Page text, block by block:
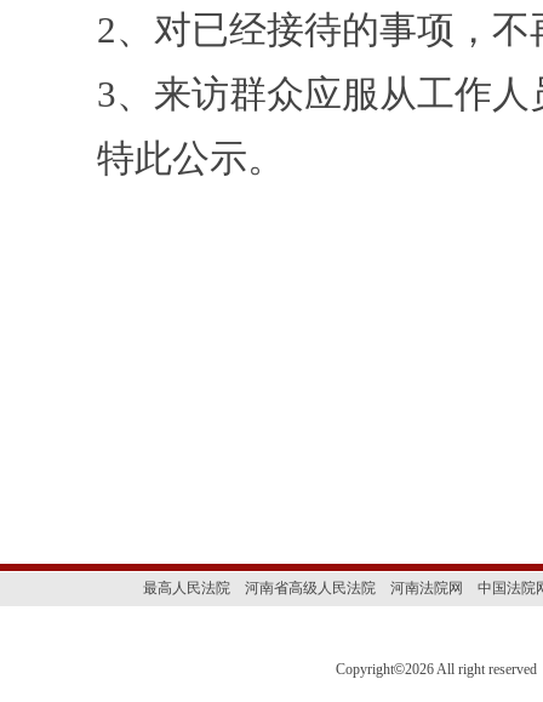
2、对已经接待的事项，
3、来访群众应服从工作
特此公示。
最高人民法院 河南省高级人民法院 河南法院网 中国法院
Copyright©2026 All right